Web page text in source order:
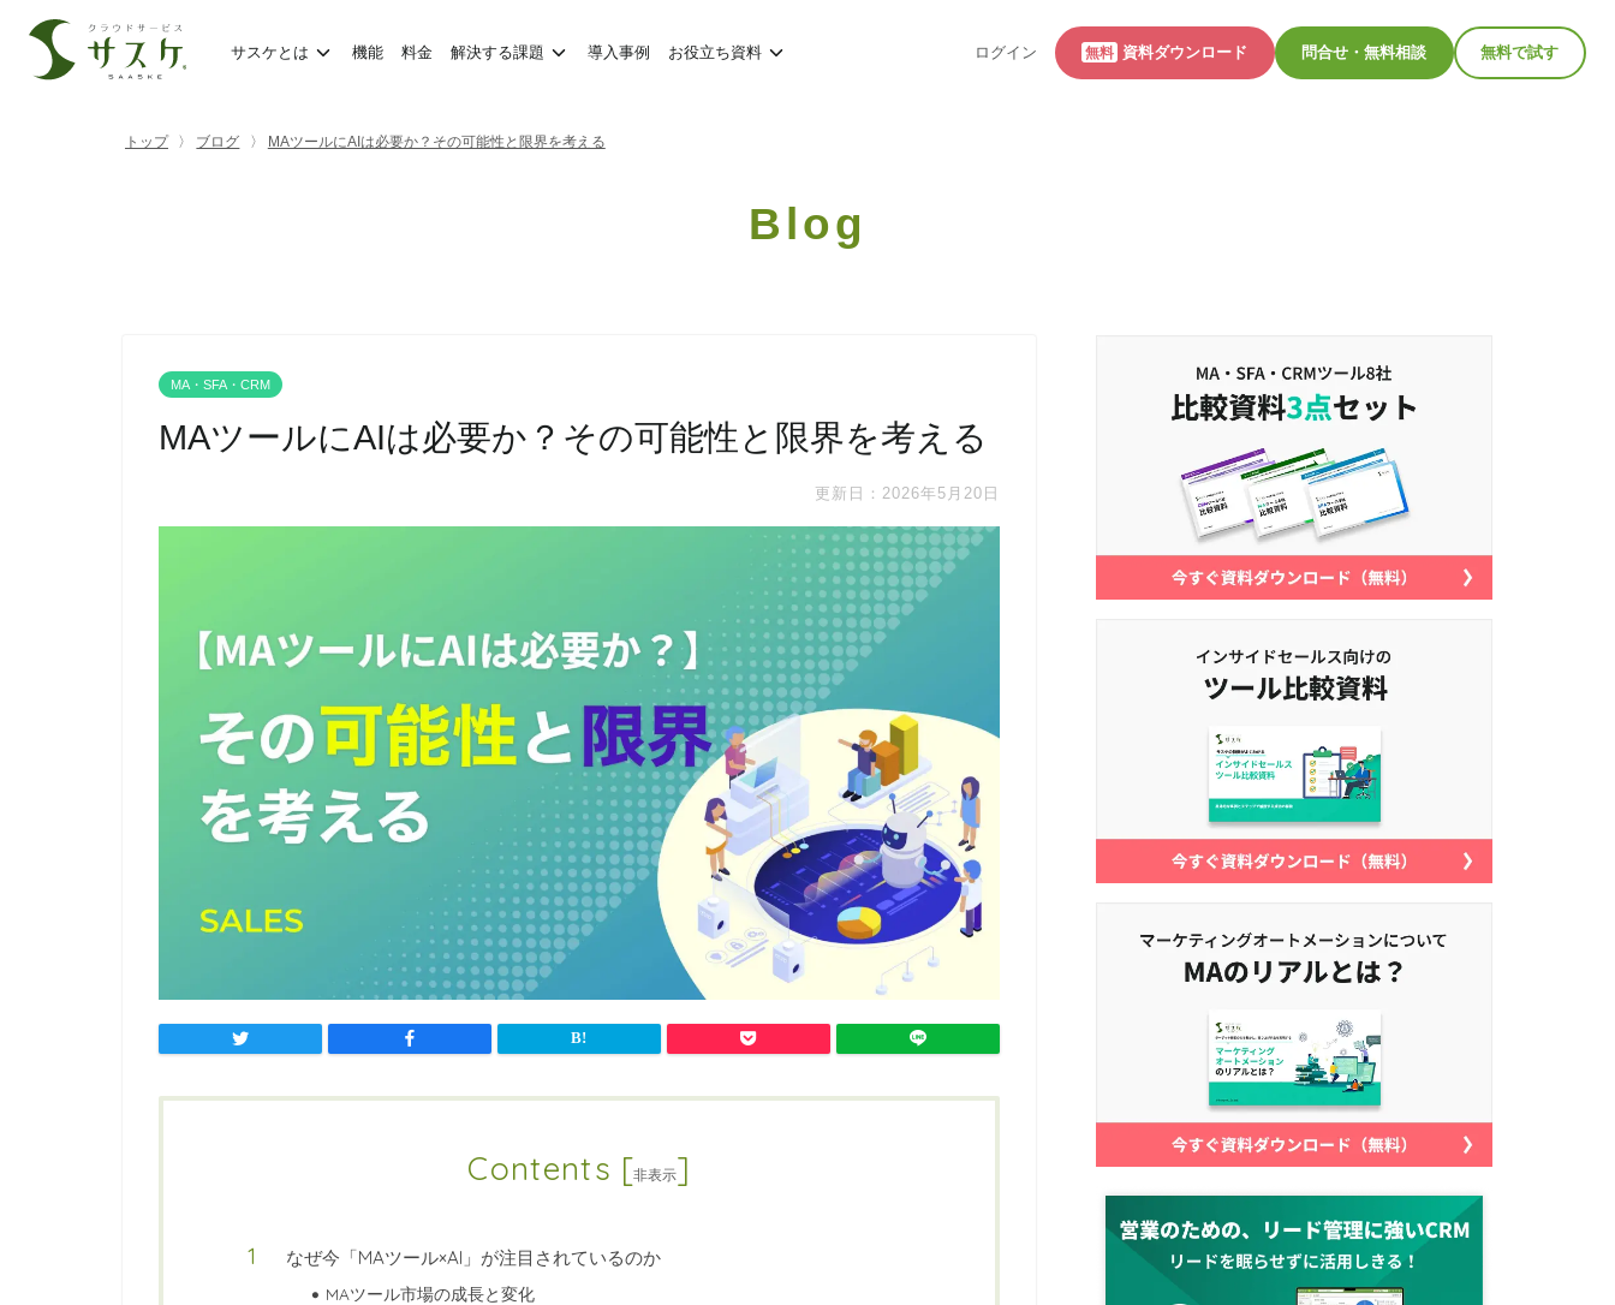
サスケとは 機能 料金 解決する課題 導入事例 お役立ち資料 ログイン 無料 資料ダウンロード 問合せ・無料相談 無料で試す
トップ ブログ MAツールにAIは必要か？その可能性と限界を考える
Blog
MA・SFA・CRM
MAツールにAIは必要か？その可能性と限界を考える
更新日：2026年5月20日
Contents [非表示]
なぜ今「MAツール×AI」が注目されているのか
MAツール市場の成長と変化